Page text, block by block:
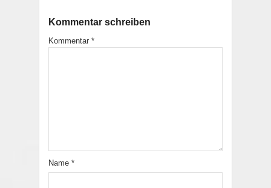
Kommentar schreiben
Kommentar *
Name *